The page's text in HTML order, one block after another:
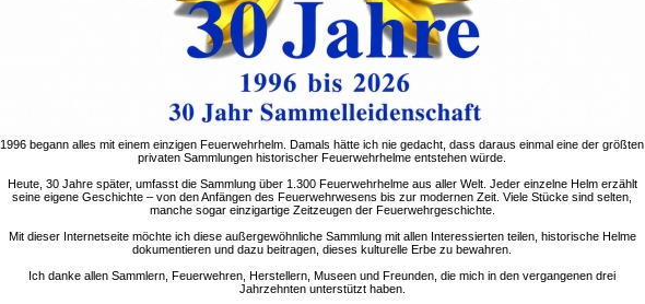
1996 begann alles mit einem einzigen Feuerwehrhelm. Damals hätte ich nie gedacht, dass daraus einmal eine der größten
privaten Sammlungen historischer Feuerwehrhelme entstehen würde.
Heute, 30 Jahre später, umfasst die Sammlung über 1.300 Feuerwehrhelme aus aller Welt. Jeder einzelne Helm erzählt
seine eigene Geschichte – von den Anfängen des Feuerwehrwesens bis zur modernen Zeit. Viele Stücke sind selten,
manche sogar einzigartige Zeitzeugen der Feuerwehrgeschichte.
Mit dieser Internetseite möchte ich diese außergewöhnliche Sammlung mit allen Interessierten teilen, historische Helme
dokumentieren und dazu beitragen, dieses kulturelle Erbe zu bewahren.
Ich danke allen Sammlern, Feuerwehren, Herstellern, Museen und Freunden, die mich in den vergangenen drei
Jahrzehnten unterstützt haben.